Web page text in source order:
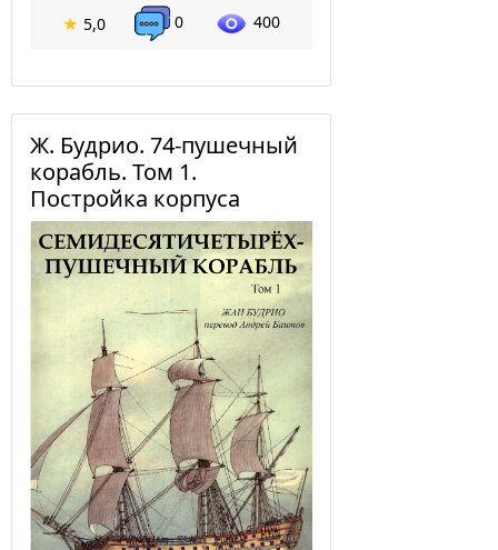
★ 5,0 0 400
Ж. Будрио. 74-пушечный
корабль. Том 1.
Постройка корпуса